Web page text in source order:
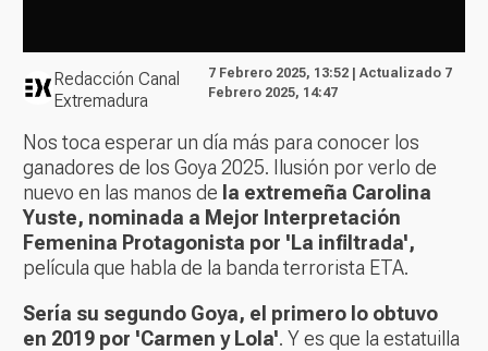
Redacción Canal
Extremadura
7 Febrero 2025, 13:52 | Actualizado 7
Febrero 2025, 14:47
Nos toca esperar un día más para conocer los
ganadores de los Goya 2025. Ilusión por verlo de
nuevo en las manos de la extremeña Carolina
Yuste, nominada a Mejor Interpretación
Femenina Protagonista por 'La infiltrada',
película que habla de la banda terrorista ETA.
Sería su segundo Goya, el primero lo obtuvo
en 2019 por 'Carmen y Lola'. Y es que la estatuilla